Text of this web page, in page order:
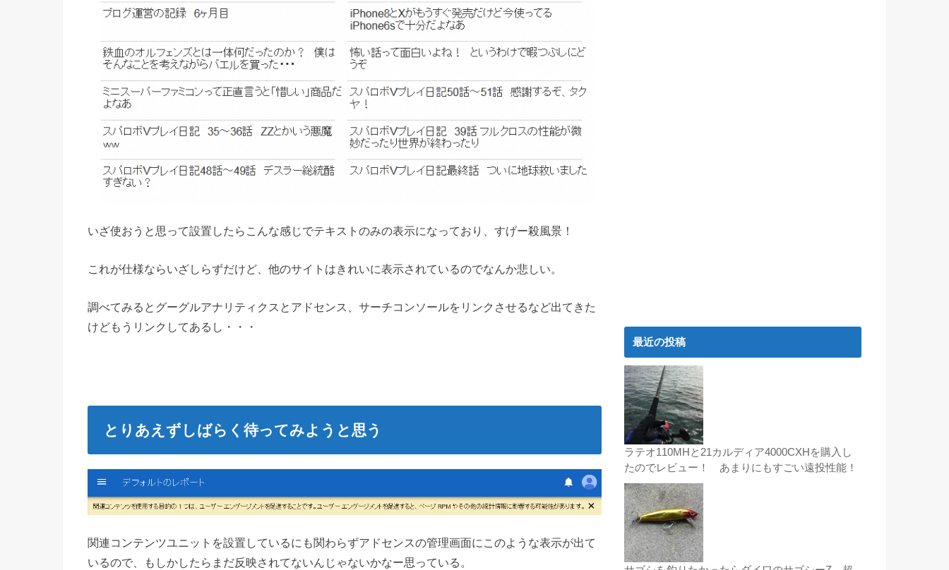
いざ使おうと思って設置したらこんな感じでテキストのみの表示になっており、すげー殺風景！
これが仕様ならいざしらずだけど、他のサイトはきれいに表示されているのでなんか悲しい。
調べてみるとグーグルアナリティクスとアドセンス、サーチコンソールをリンクさせるなど出てきた
けどもうリンクしてあるし・・・
とりあえずしばらく待ってみようと思う
関連コンテンツユニットを設置しているにも関わらずアドセンスの管理画面にこのような表示が出て
いるので、もしかしたらまだ反映されてないんじゃないかなー思っている。
最近の投稿
ラテオ110MHと21カルディア4000CXHを購入し
たのでレビュー！ あまりにもすごい遠投性能！